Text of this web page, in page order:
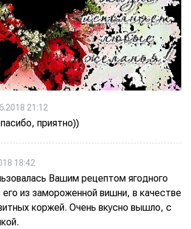
21:12
приятно))
18:42
Вашим рецептом ягодного
его из замороженной вишни, в качестве
коржей. Очень вкусно вышло, с